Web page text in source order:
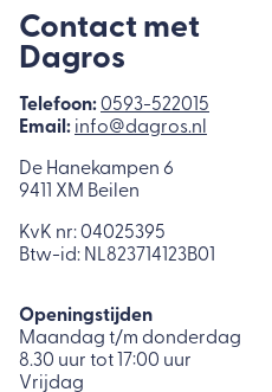
Contact met
Dagros
Telefoon:0593-522015
Email: info@dagros.nl
De Hanekampen 6
9411 XM Beilen
KvK nr: 04025395
Btw-id: NL823714123B01
Openingstijden
Maandag t/m donderdag
8.30 uur tot 17:00 uur
Vrijdag